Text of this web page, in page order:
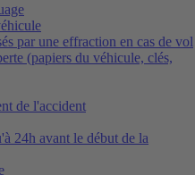
par une effraction en cas de vol
(papiers du véhicule, clés,
de l'accident
24h avant le début de la